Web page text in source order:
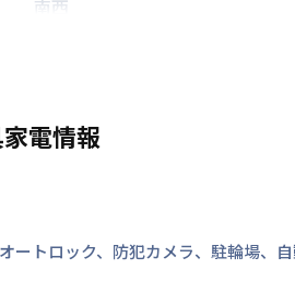
南西
なし
電情報
オートロック、 防犯カメラ、 駐輪場、